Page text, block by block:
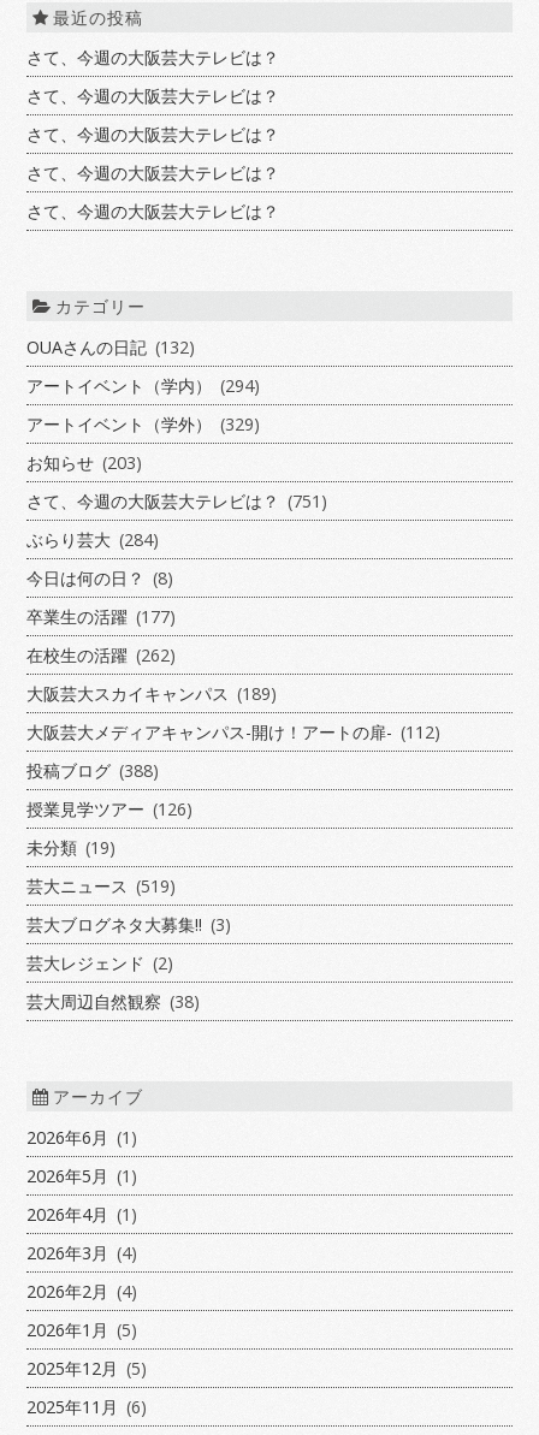
最近の投稿
さて、今週の大阪芸大テレビは？
さて、今週の大阪芸大テレビは？
さて、今週の大阪芸大テレビは？
さて、今週の大阪芸大テレビは？
さて、今週の大阪芸大テレビは？
カテゴリー
OUAさんの日記 (132)
アートイベント（学内）
(294)
アートイベント（学外）
(329)
お知らせ (203)
さて、今週の大阪芸大テレビは？ (751)
ぶらり芸大 (284)
今日は何の日？ (8)
卒業生の活躍 (177)
在校生の活躍 (262)
大阪芸大スカイキャンパス (189)
大阪芸大メディアキャンパス-開け！アートの扉- (112)
投稿ブログ (388)
授業見学ツアー (126)
未分類 (19)
芸大ニュース (519)
芸大ブログネタ大募集!! (3)
芸大レジェンド (2)
芸大周辺自然観察 (38)
アーカイブ
2026年6月 (1)
2026年5月 (1)
2026年4月 (1)
2026年3月 (4)
2026年2月 (4)
2026年1月 (5)
2025年12月 (5)
2025年11月 (6)